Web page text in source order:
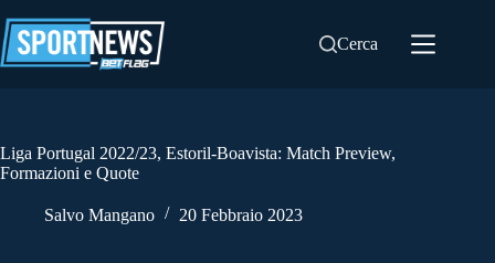
al
contenuto
Cerca
Liga Portugal 2022/23, Estoril-Boavista: Match Preview,
Formazioni e Quote
Salvo Mangano 20 Febbraio 2023